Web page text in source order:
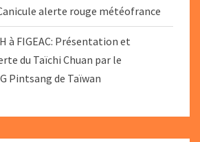
alerte rouge météofrance
à FIGEAC: Présentation et
du Taïchi Chuan par le
Pintsang de Taïwan